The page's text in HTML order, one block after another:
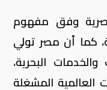
وفق مفهوم
كما أن مصر تولي
البحرية،
العالمية المشغلة